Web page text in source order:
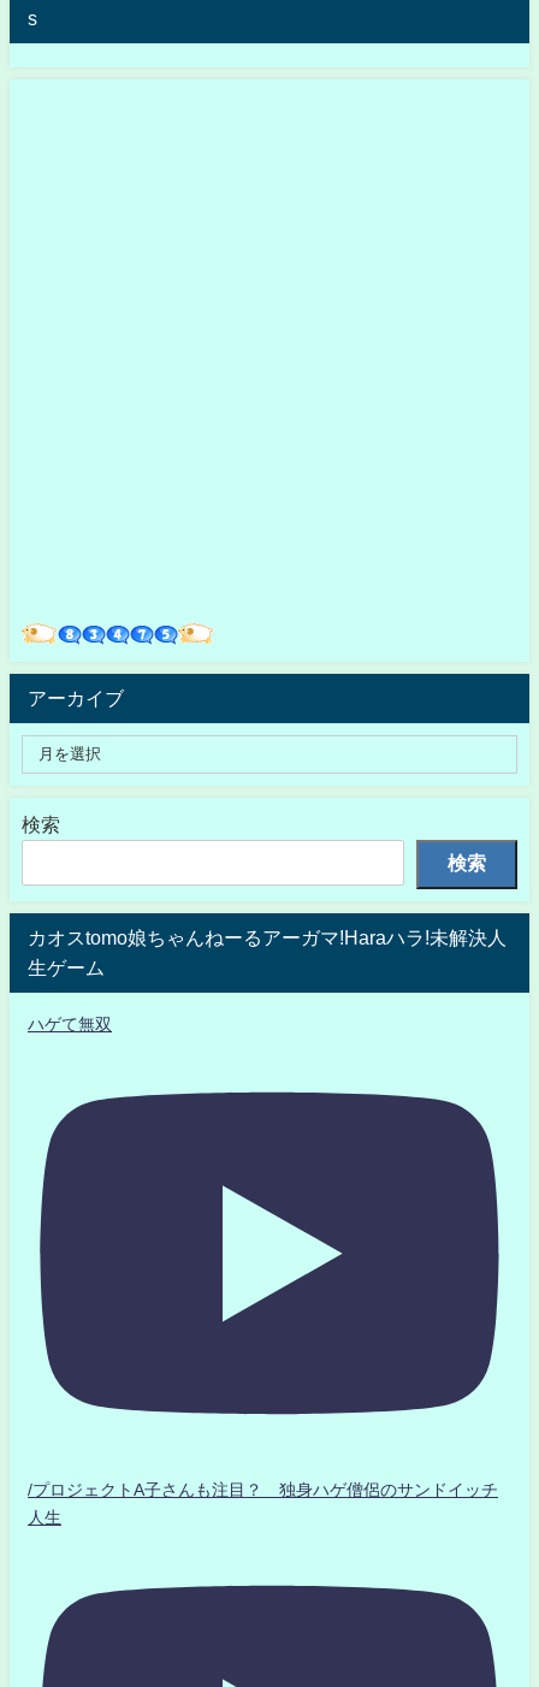
s
アーカイブ
検索
検索
カオスtomo娘ちゃんねーるアーガマ!Haraハラ!未解決人
生ゲーム
ハゲて無双
/プロジェクトA子さんも注目？ 独身ハゲ僧侶のサンドイッチ
人生